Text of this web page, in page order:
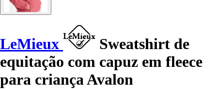
LeMieux
Sweatshirt de
equitação com capuz em fleece
para criança Avalon